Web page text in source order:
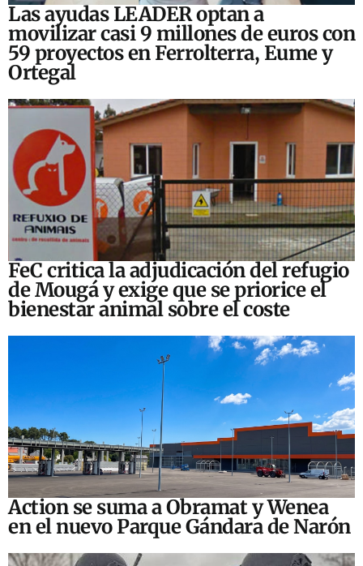
Las ayudas LEADER optan a
movilizar casi 9 millones de euros con
59 proyectos en Ferrolterra, Eume y
Ortegal
FeC critica la adjudicación del refugio
de Mougá y exige que se priorice el
bienestar animal sobre el coste
Action se suma a Obramat y Wenea
en el nuevo Parque Gándara de Narón